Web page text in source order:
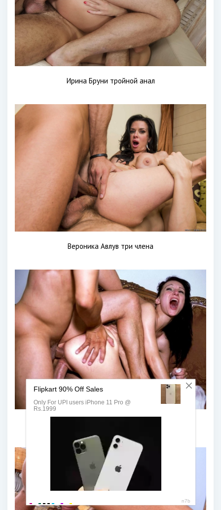
Ирина Бруни тройной анал
Вероника Авлув три члена